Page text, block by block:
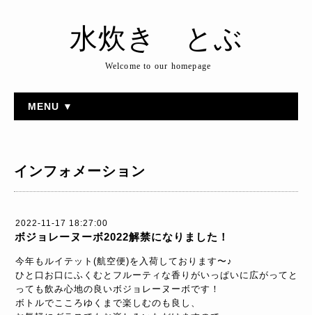
水炊き とぶ
Welcome to our homepage
MENU ▼
インフォメーション
2022-11-17 18:27:00
ボジョレーヌーボ2022解禁になりました！
今年もルイテット(航空便)を入荷しております〜♪
ひと口お口にふくむとフルーティな香りがいっぱいに広がってと
っても飲み心地の良いボジョレーヌーボです！
ボトルでこころゆくまで楽しむのも良し、